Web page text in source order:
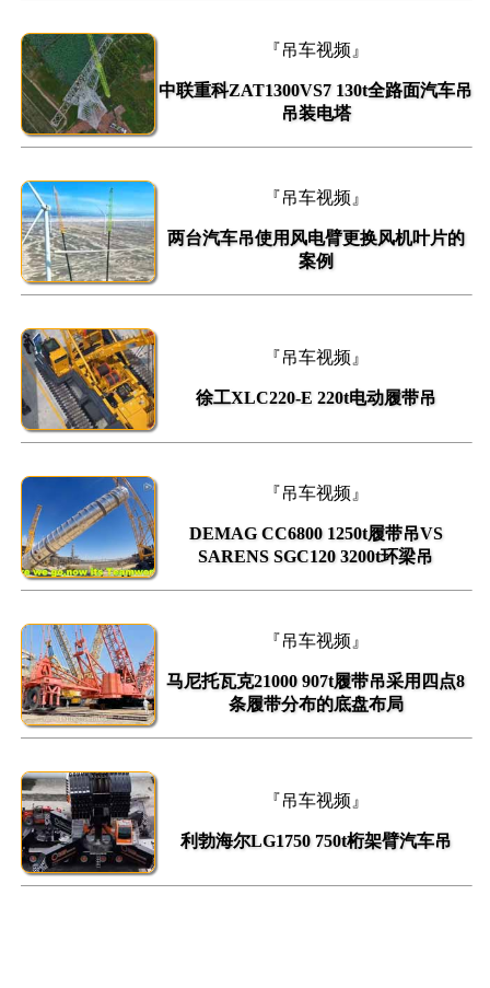
『吊车视频』
中联重科ZAT1300VS7 130t全路面汽车吊
吊装电塔
『吊车视频』
两台汽车吊使用风电臂更换风机叶片的
案例
『吊车视频』
徐工XLC220-E 220t电动履带吊
『吊车视频』
DEMAG CC6800 1250t履带吊VS
SARENS SGC120 3200t环梁吊
『吊车视频』
马尼托瓦克21000 907t履带吊采用四点8
条履带分布的底盘布局
『吊车视频』
利勃海尔LG1750 750t桁架臂汽车吊